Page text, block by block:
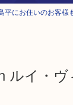
平にお住いのお客様
ルイ・